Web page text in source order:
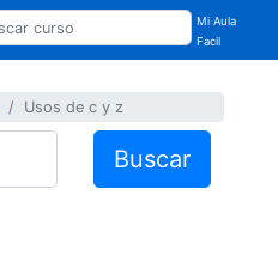
Mi Aula
Facil
Usos de c y z
Buscar